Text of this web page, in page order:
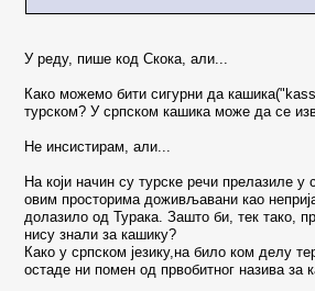
У реду, пише код Скока, али...
Како можемо бити сигурни да
турском? У српском кашика може да се
Не инсистирам, али...
На који начин су турске речи прелазиле
овим просторима доживљавани као
долазило од Турака. Зашто би, тек тако,
нису знали за кашику?
Како у српском језику,на било ком делу
остаде ни помен од првобитног назива за